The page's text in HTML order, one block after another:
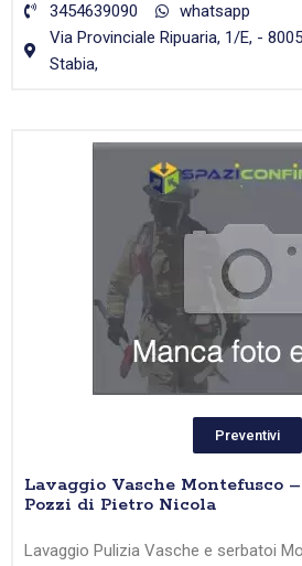
3454639090
whatsapp
Via Provinciale Ripuaria, 1/E, -
Stabia,
Preventivi
Lavaggio Vasche Montefusco
Pozzi di Pietro Nicola
Lavaggio Pulizia Vasche e serbatoi